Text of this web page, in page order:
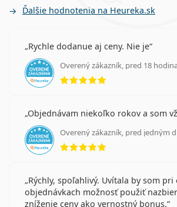
Ďalšie hodnotenia na Heureka.sk
Rychle dodanue aj ceny. Nie je
Overený zákazník, pred 18
hodnotenie 5 z 5
Objednávam niekoľko rokov a som
Overený zákazník, pred jedným
hodnotenie 5 z 5
Rýchly, spoľahlivý. Uvítala by som pri
objednávkach možnosť použiť
zníženie ceny ako vernostný bonus.